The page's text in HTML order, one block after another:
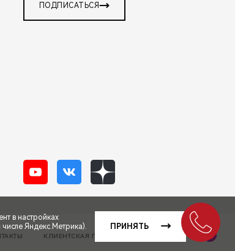
ПОДПИСАТЬСЯ
КЛИЕНТСКАЯ ПОДДЕРЖКА Сделано в ПЕРКС
в настройках
Яндекс.Метрика).
ПРИНЯТЬ